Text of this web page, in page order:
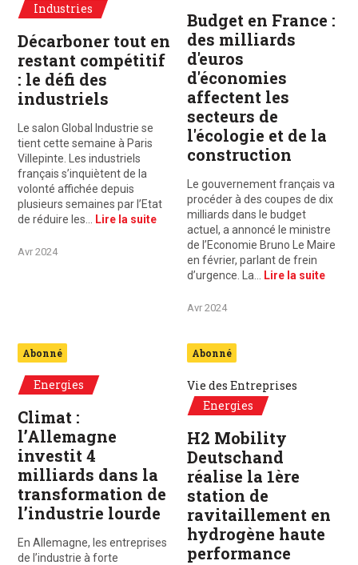
Industries
Décarboner tout en
restant compétitif
: le défi des
industriels
Le salon Global Industrie se
tient cette semaine à Paris
Villepinte. Les industriels
français s’inquiètent de la
volonté affichée depuis
plusieurs semaines par l’Etat
de réduire les…
Lire la suite
Avr 2024
Budget en France :
des milliards
d'euros
d'économies
affectent les
secteurs de
l'écologie et de la
construction
Le gouvernement français va
procéder à des coupes de dix
milliards dans le budget
actuel, a annoncé le ministre
de l’Economie Bruno Le Maire
en février, parlant de frein
d’urgence. La…
Lire la suite
Avr 2024
Abonné
Energies
Climat :
l’Allemagne
investit 4
milliards dans la
transformation de
l’industrie lourde
En Allemagne, les entreprises
de l’industrie à forte
Abonné
Vie des Entreprises
Energies
H2 Mobility
Deutschand
réalise la 1ère
station de
ravitaillement en
hydrogène haute
performance